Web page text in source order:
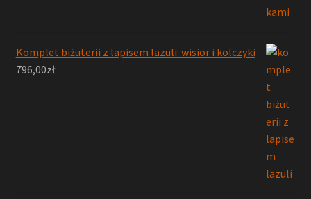
Komplet biżuterii z lapisem lazuli: wisior i kolczyki
796,00zł